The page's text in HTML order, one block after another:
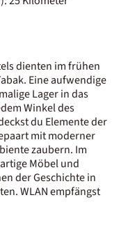
dienten im frühen
Eine aufwendige
Lager in das
Winkel des
du Elemente der
mit moderner
zaubern. Im
Möbel und
der Geschichte in
WLAN empfängst